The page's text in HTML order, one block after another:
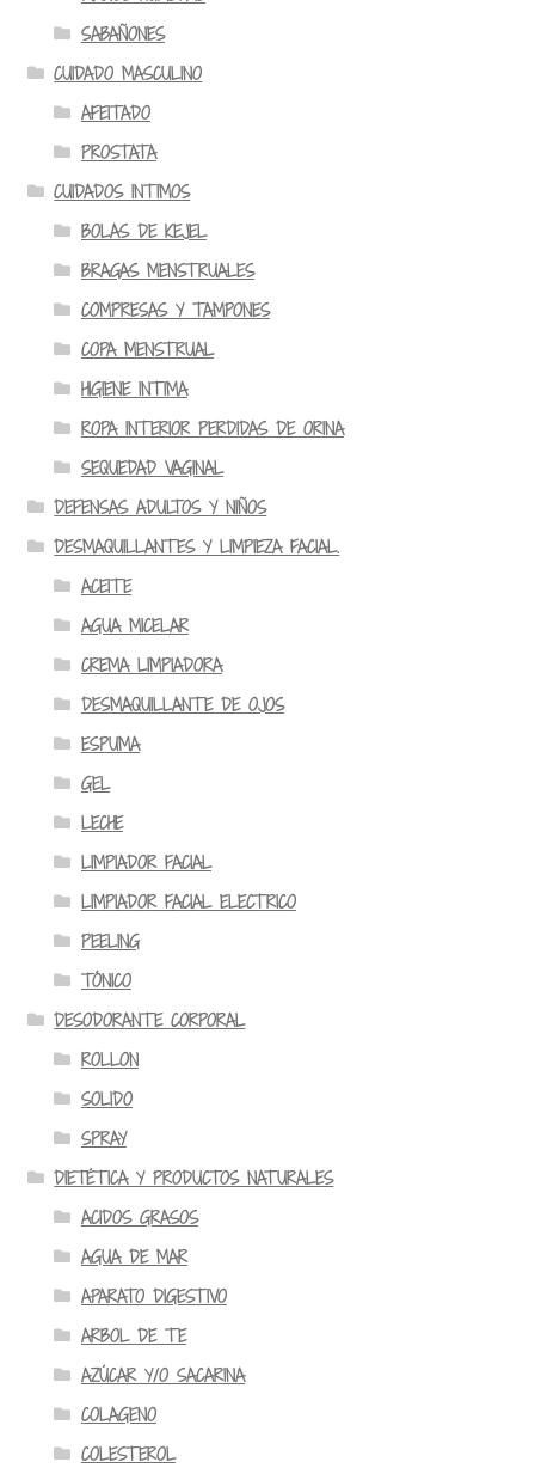
SABAÑONES
CUIDADO MASCULINO
AFEITADO
PROSTATA
CUIDADOS INTIMOS
BOLAS DE KEJEL
BRAGAS MENSTRUALES
COMPRESAS Y TAMPONES
COPA MENSTRUAL
HIGIENE INTIMA
ROPA INTERIOR PERDIDAS DE ORINA
SEQUEDAD VAGINAL
DEFENSAS ADULTOS Y NIÑOS
DESMAQUILLANTES Y LIMPIEZA FACIAL.
ACEITE
AGUA MICELAR
CREMA LIMPIADORA
DESMAQUILLANTE DE OJOS
ESPUMA
GEL
LECHE
LIMPIADOR FACIAL
LIMPIADOR FACIAL ELECTRICO
PEELING
TÓNICO
DESODORANTE CORPORAL
ROLLON
SOLIDO
SPRAY
DIETÉTICA Y PRODUCTOS NATURALES
ACIDOS GRASOS
AGUA DE MAR
APARATO DIGESTIVO
ARBOL DE TE
AZÚCAR Y/O SACARINA
COLAGENO
COLESTEROL